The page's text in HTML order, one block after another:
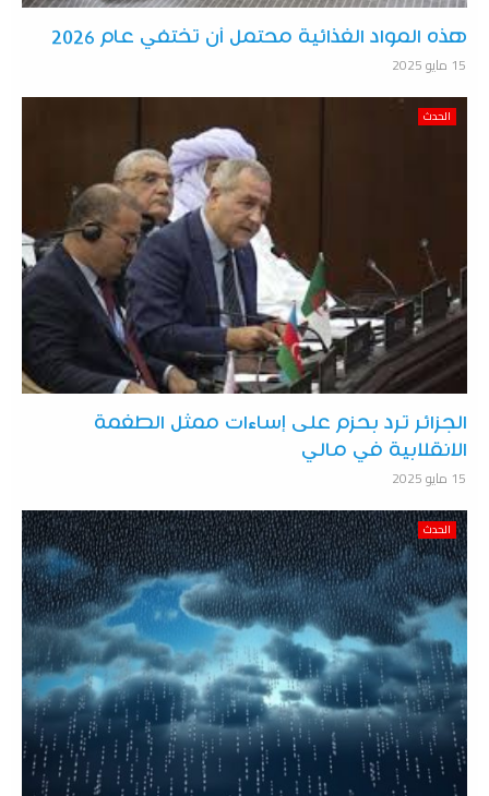
هذه المواد الغذائية محتمل أن تختفي عام 2026
15 مايو 2025
الحدث
الجزائر ترد بحزم على إساءات ممثل الطغمة
الانقلابية في مالي
15 مايو 2025
الحدث